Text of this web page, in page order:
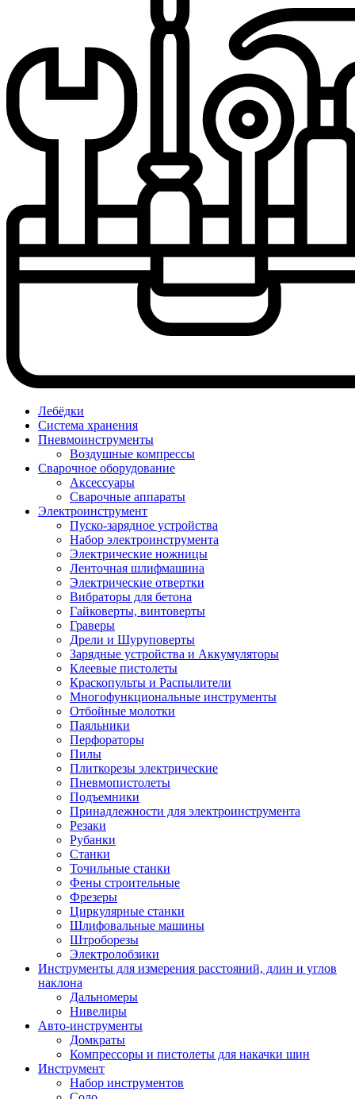
Лебёдки
Система хранения
Пневмоинструменты
Воздушные компрессы
Сварочное оборудование
Аксессуары
Сварочные аппараты
Электроинструмент
Пуско-зарядное устройства
Набор электроинструмента
Электрические ножницы
Ленточная шлифмашина
Электрические отвертки
Вибраторы для бетона
Гайковерты, винтоверты
Граверы
Дрели и Шуруповерты
Зарядные устройства и Аккумуляторы
Клеевые пистолеты
Краскопульты и Распылители
Многофункциональные инструменты
Отбойные молотки
Паяльники
Перфораторы
Пилы
Плиткорезы электрические
Пневмопистолеты
Подъемники
Принадлежности для электроинструмента
Резаки
Рубанки
Станки
Точильные станки
Фены строительные
Фрезеры
Циркулярные станки
Шлифовальные машины
Штроборезы
Электролобзики
Инструменты для измерения расстояний, длин и углов
наклона
Дальномеры
Нивелиры
Авто-инструменты
Домкраты
Компрессоры и пистолеты для накачки шин
Инструмент
Набор инструментов